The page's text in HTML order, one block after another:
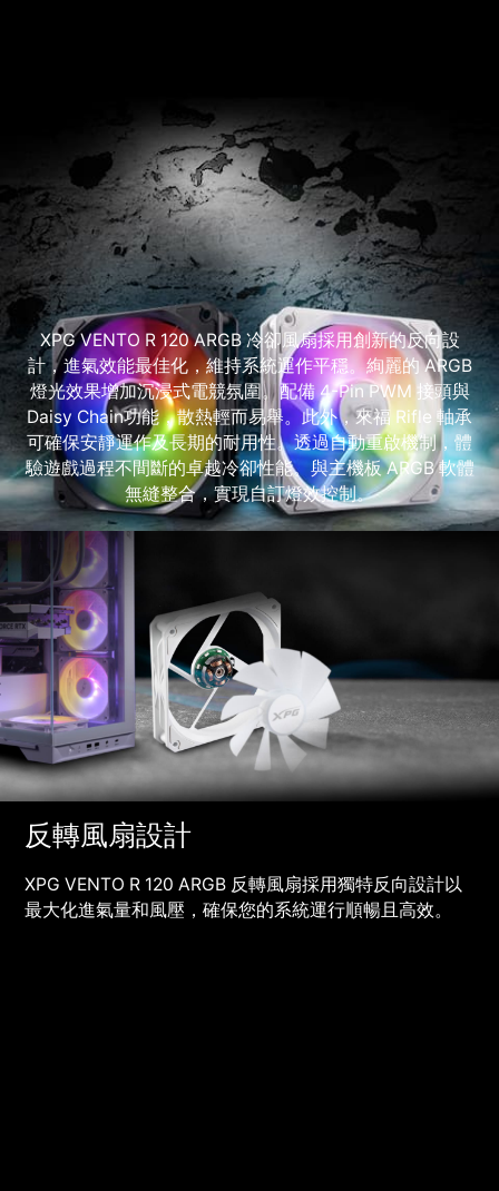
XPG VENTO R 120 ARGB 冷卻風扇採用創新的反向設
計，進氣效能最佳化，維持系統運作平穩。絢麗的 ARGB
燈光效果增加沉浸式電競氛圍。配備 4-Pin PWM 接頭與
Daisy Chain功能，散熱輕而易舉。此外，來福 Rifle 軸承
可確保安靜運作及長期的耐用性。透過自動重啟機制，體
驗遊戲過程不間斷的卓越冷卻性能。與主機板 ARGB 軟體
無縫整合，實現自訂燈效控制。
反轉風扇設計
XPG VENTO R 120 ARGB 反轉風扇採用獨特反向設計以
最大化進氣量和風壓，確保您的系統運行順暢且高效。